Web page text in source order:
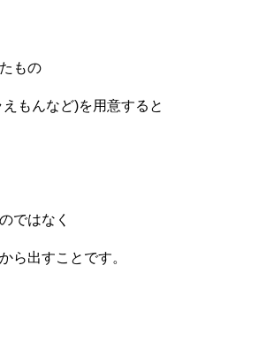
もの
もんなど)を用意すると
ではなく
ら出すことです。